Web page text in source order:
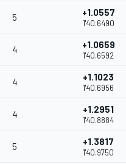
5 +1.0557
1'40.6490
4 +1.0659
1'40.6592
4 +1.1023
1'40.6956
4 +1.2951
1'40.8884
5 +1.3817
1'40.9750